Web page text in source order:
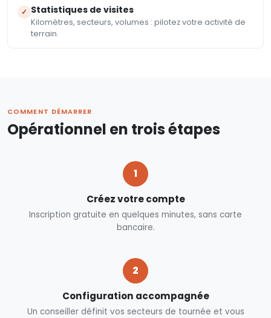
✓ Statistiques de visites
Kilomètres, secteurs, volumes : pilotez votre activité de
terrain.
COMMENT DÉMARRER
Opérationnel en trois étapes
1
Créez votre compte
Inscription gratuite en quelques minutes, sans carte
bancaire.
2
Configuration accompagnée
Un conseiller définit vos secteurs de tournée et vous